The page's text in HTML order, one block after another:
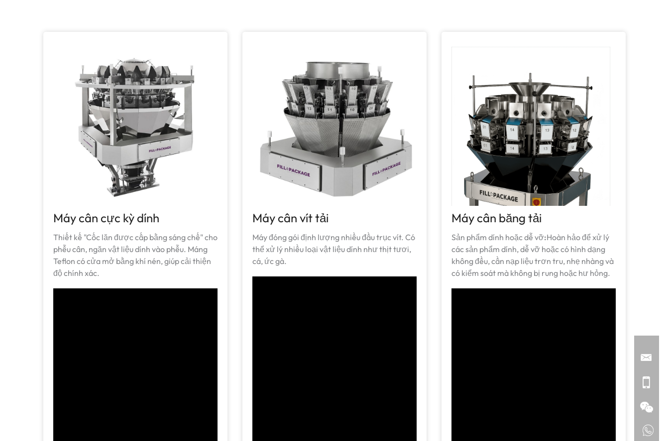
Máy cân cực kỳ dính
Thiết kế "Cốc lăn được cấp bằng sáng chế" cho
phễu cân, ngăn vật liệu dính vào phễu. Máng
Teflon có cửa mở bằng khí nén, giúp cải thiện
độ chính xác.
Máy cân vít tải
Máy đóng gói định lượng nhiều đầu trục vít. Có
thể xử lý nhiều loại vật liệu dính như thịt tươi,
cá, ức gà.
Máy cân băng tải
Sản phẩm dính hoặc dễ vỡ:Hoàn hảo để xử lý
các sản phẩm dính, dễ vỡ hoặc có hình dạng
không đều, cần nạp liệu trơn tru, nhẹ nhàng và
có kiểm soát mà không bị rung hoặc hư hỏng.